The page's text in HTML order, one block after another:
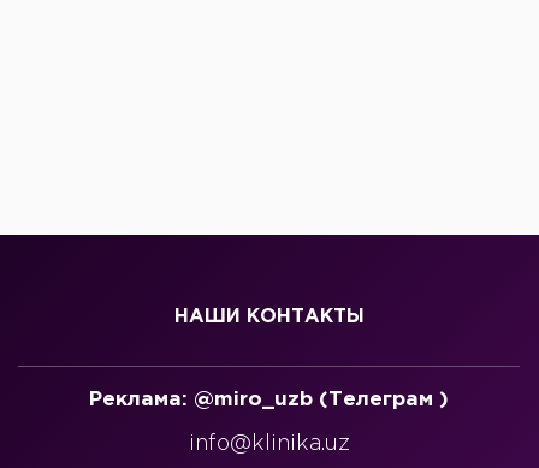
НАШИ КОНТАКТЫ
Реклама: @miro_uzb (Телеграм )
info@klinika.uz